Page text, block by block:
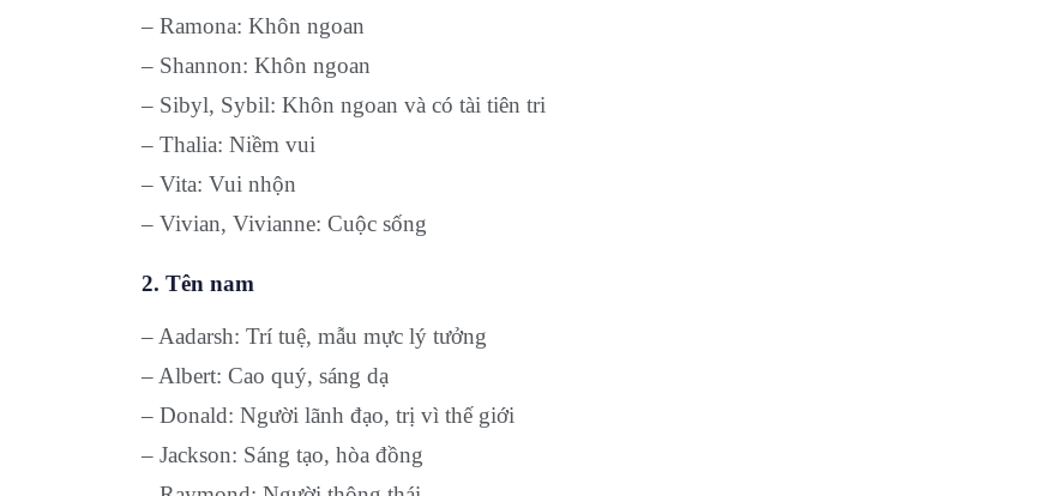
– Ramona: Khôn ngoan
– Shannon: Khôn ngoan
– Sibyl, Sybil: Khôn ngoan và có tài tiên tri
– Thalia: Niềm vui
– Vita: Vui nhộn
– Vivian, Vivianne: Cuộc sống
2. Tên nam
– Aadarsh: Trí tuệ, mẫu mực lý tưởng
– Albert: Cao quý, sáng dạ
– Donald: Người lãnh đạo, trị vì thế giới
– Jackson: Sáng tạo, hòa đồng